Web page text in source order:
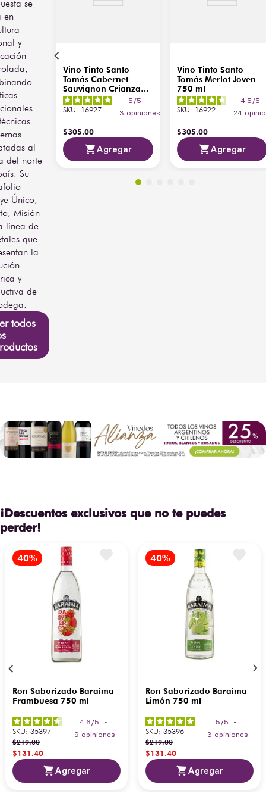
casual. Se disfruta mejor
joven y no requiere
decantación.
País de
Origen
México
se
en
y
al
del norte
Su
Único,
Misión
línea de
que
la
y
de
todos
Vino Tinto Santo
Tomás Cabernet
Sauvignon Crianza
750 ml
5 /5
-
3 opiniones
SKU: 16927
$305.00
Agregar
Vino Tinto Santo
Tomás Merlot Joven
750 ml
4.5 /5
24
SKU: 16922
$305.00
Agregar
¡Descuentos exclusivos que no te puedes
perder!
Ron Saborizado Baraima
Frambuesa 750 ml
4.6 /5
-
9 opiniones
SKU: 35397
$219.00
$131.40
Agregar
Ron Saborizado Baraima
Limón 750 ml
5 /5
-
3 opiniones
SKU: 35396
$219.00
$131.40
Agregar